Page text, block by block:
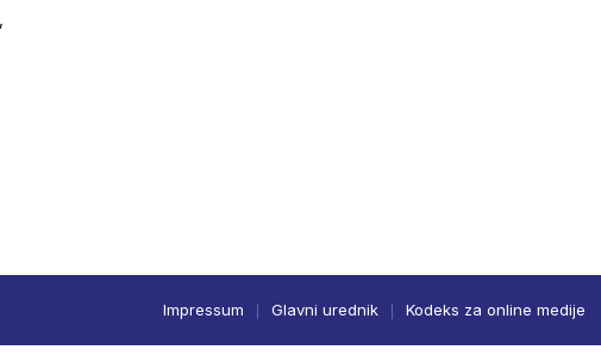
Impressum Glavni urednik Kodeks za online medije